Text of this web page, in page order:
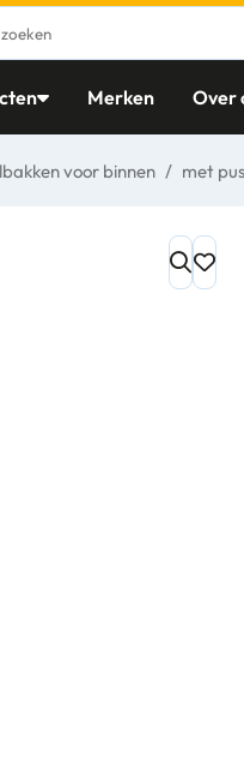
Merken Over
voor binnen / met